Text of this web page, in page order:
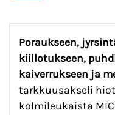
Poraukseen,
kiillotukseen,
kaiverrukseen ja
tarkkuusakseli
kolmileukaista